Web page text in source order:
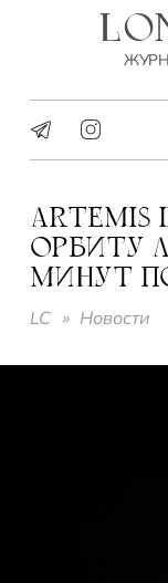
ARTEMIS II ВЫХОДИТ НА
ОРБИТУ
МИНУТ
LC » Новости